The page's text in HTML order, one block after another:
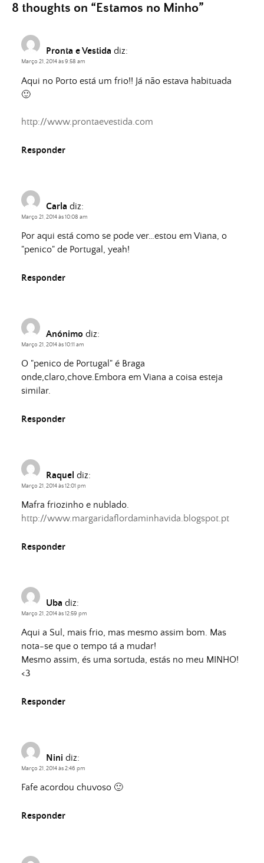
8 thoughts on “ Estamos no Minho”
Pronta e Vestida diz:
Março 21, 2014 às 9:58 am
Aqui no Porto está um frio!! Já não estava habituada
🙂
http://www.prontaevestida.com
Responder
Carla diz:
Março 21, 2014 às 10:08 am
Por aqui está como se pode ver…estou em Viana, o
"penico" de Portugal, yeah!
Responder
Anónimo diz:
Março 21, 2014 às 10:11 am
O "penico de Portugal" é Braga
onde,claro,chove.Embora em Viana a coisa esteja
similar.
Responder
Raquel diz:
Março 21, 2014 às 12:01 pm
Mafra friozinho e nublado.
http://www.margaridaflordaminhavida.blogspot.pt
Responder
Uba diz:
Março 21, 2014 às 12:59 pm
Aqui a Sul, mais frio, mas mesmo assim bom. Mas
nota-se que o tempo tá a mudar!
Mesmo assim, és uma sortuda, estás no meu MINHO!
<3
Responder
Nini diz:
Março 21, 2014 às 2:46 pm
Fafe acordou chuvoso 🙂
Responder